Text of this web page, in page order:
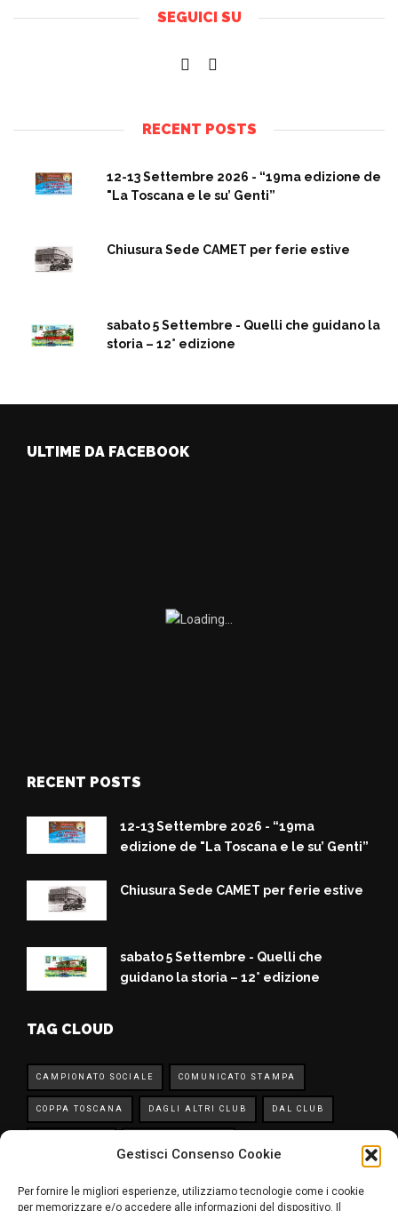
Gestisci Consenso Cookie
Per fornire le migliori esperienze, utilizziamo tecnologie come i cookie
per memorizzare e/o accedere alle informazioni del dispositivo. Il
SEGUICI SU
RECENT POSTS
12-13 Settembre 2026 - “19ma edizione de
"La Toscana e le su’ Genti”
Chiusura Sede CAMET per ferie estive
sabato 5 Settembre - Quelli che guidano la
storia – 12° edizione
ULTIME DA FACEBOOK
RECENT POSTS
12-13 Settembre 2026 - “19ma
edizione de "La Toscana e le su’ Genti”
Chiusura Sede CAMET per ferie estive
sabato 5 Settembre - Quelli che
guidano la storia – 12° edizione
TAG CLOUD
CAMPIONATO SOCIALE COMUNICATO STAMPA
COPPA TOSCANA DAGLI ALTRI CLUB DAL CLUB
PRIMO PIANO SOLIDARIETÀ TOP NEWS